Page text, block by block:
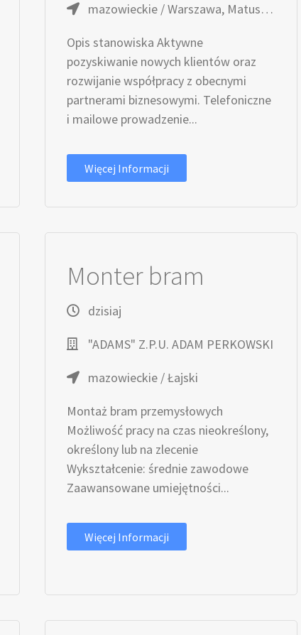
mazowieckie / Warszawa, Matuszewska 14C
Opis stanowiska Aktywne
pozyskiwanie nowych klientów oraz
rozwijanie współpracy z obecnymi
partnerami biznesowymi. Telefoniczne
i mailowe prowadzenie...
Więcej Informacji
Monter bram
dzisiaj
"ADAMS" Z.P.U. ADAM PERKOWSKI
mazowieckie / Łajski
Montaż bram przemysłowych
Możliwość pracy na czas nieokreślony,
określony lub na zlecenie
Wykształcenie: średnie zawodowe
Zaawansowane umiejętności...
Więcej Informacji